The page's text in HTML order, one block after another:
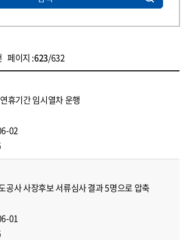
페이지 :623/632
휴기간 임시열차 운행
02
공사 사장후보 서류심사 결과 5명으로 압축
01